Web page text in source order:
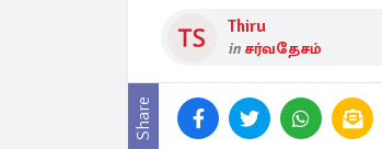
Thiru
in சர்வதேசம்
Share